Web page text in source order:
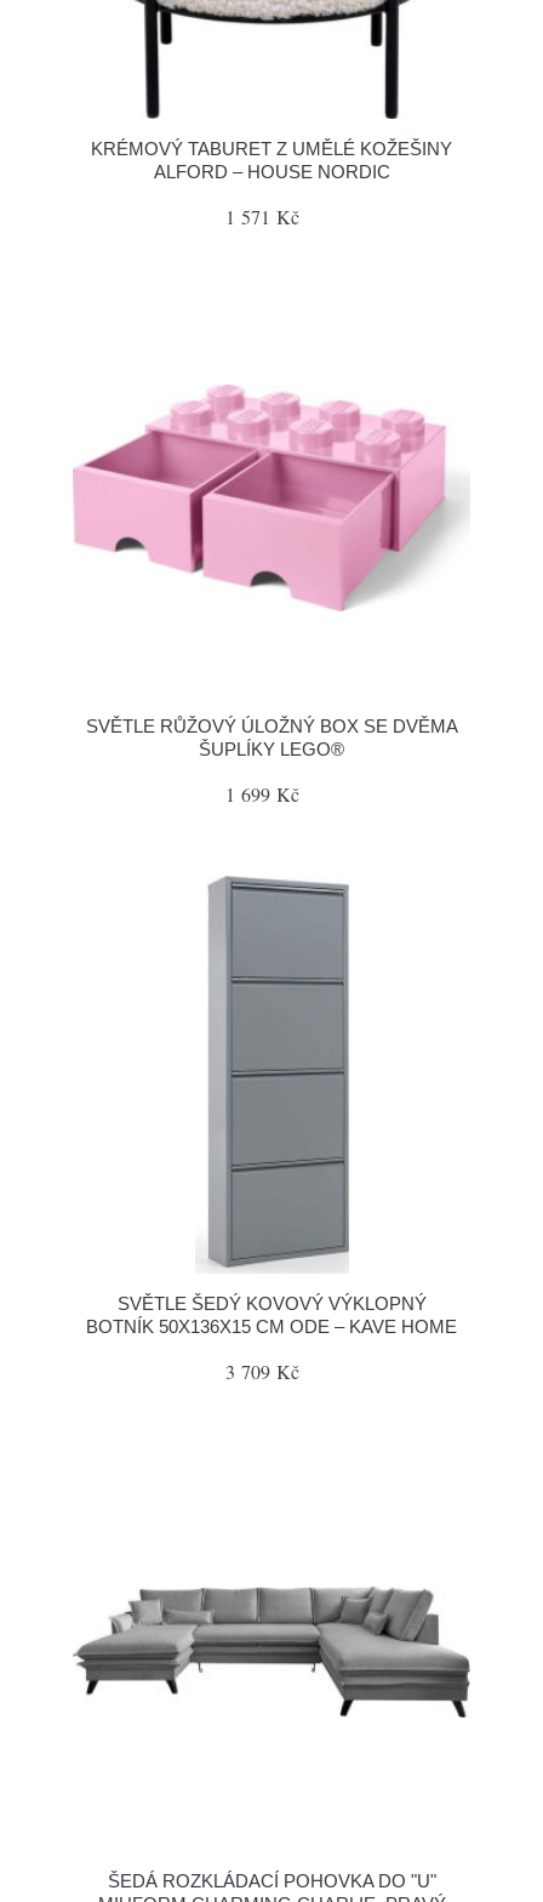
KRÉMOVÝ TABURET Z UMĚLÉ KOŽEŠINY
ALFORD – HOUSE NORDIC
1 571 Kč
SVĚTLE RŮŽOVÝ ÚLOŽNÝ BOX SE DVĚMA
ŠUPLÍKY LEGO®
1 699 Kč
SVĚTLE ŠEDÝ KOVOVÝ VÝKLOPNÝ
BOTNÍK 50X136X15 CM ODE – KAVE HOME
3 709 Kč
ŠEDÁ ROZKLÁDACÍ POHOVKA DO "U"